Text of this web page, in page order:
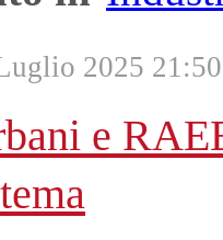
2025 21:50
e